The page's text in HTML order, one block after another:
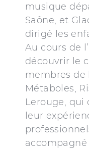
musique
Saône, et
dirigé les
Au cours de
découvrir le
membres de
Métaboles,
Lerouge, qui
leur
accompagné